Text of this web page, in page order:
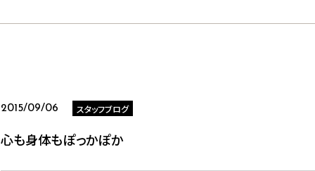
2015/09/06 スタッフブログ
心も身体もぽっかぽか